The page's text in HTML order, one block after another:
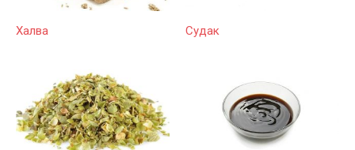
Халва Судак